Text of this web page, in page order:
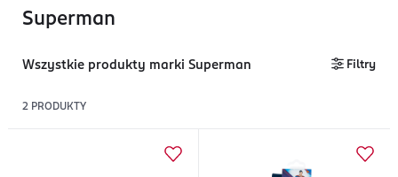
Superman
Wszystkie produkty marki Superman Filtry
2 PRODUKTY